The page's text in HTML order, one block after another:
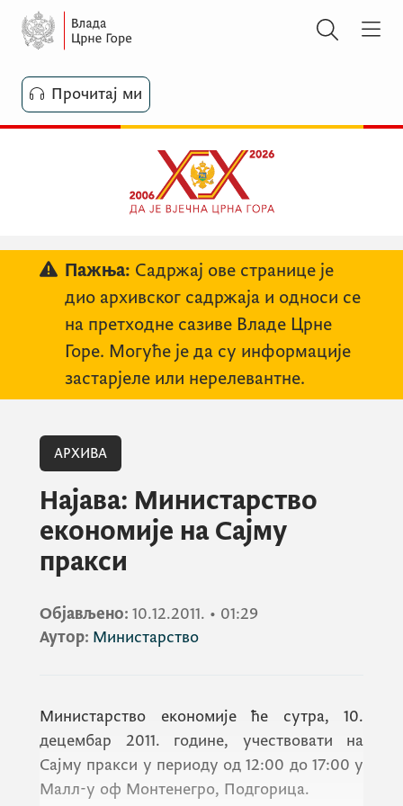
Прочитај ми
Пажња: Садржај ове странице је
дио архивског садржаја и односи се
на претходне сазиве Владе Црне
Горе. Могуће је да су информације
застарјеле или нерелевантне.
АРХИВА
Најава: Министарство
економије на Сајму
пракси
Објављено: 10.12.2011. • 01:29
Аутор: Министарство
Министарство економије ће сутра, 10.
децембар 2011. године, учествовати на
Сајму пракси у периоду од 12:00 до 17:00 у
Малл-у оф Монтенегро, Подгорица.